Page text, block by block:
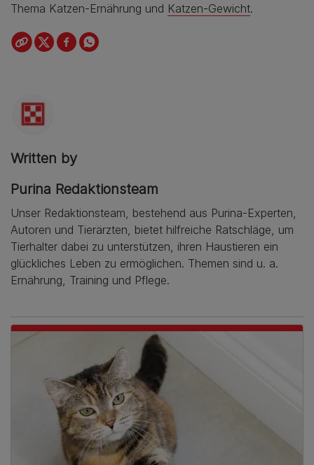
Thema Katzen-Ernährung und Katzen-Gewicht.
Written by
Purina Redaktionsteam
Unser Redaktionsteam, bestehend aus Purina-Experten,
Autoren und Tierärzten, bietet hilfreiche Ratschläge, um
Tierhalter dabei zu unterstützen, ihren Haustieren ein
glückliches Leben zu ermöglichen. Themen sind u. a.
Ernährung, Training und Pflege.